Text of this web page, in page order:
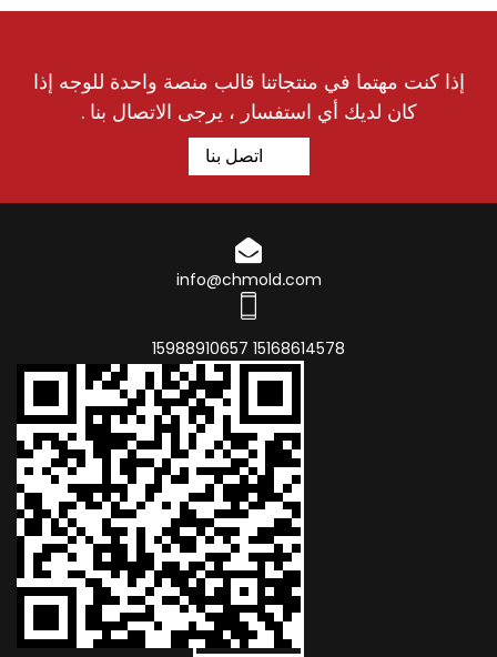
إذا كنت مهتما في منتجاتنا قالب منصة واحدة للوجه إذا
كان لديك أي استفسار ، يرجى الاتصال بنا .
اتصل بنا
info@chmold.com
15168614578 15988910657